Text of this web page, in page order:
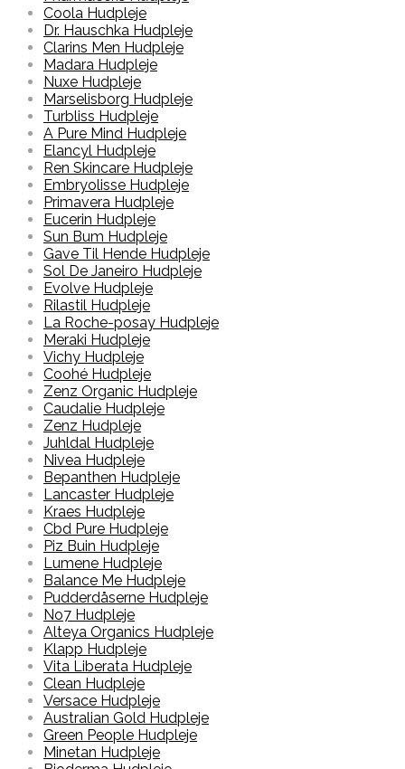
Coola Hudpleje
Dr. Hauschka Hudpleje
Clarins Men Hudpleje
Madara Hudpleje
Nuxe Hudpleje
Marselisborg Hudpleje
Turbliss Hudpleje
A Pure Mind Hudpleje
Elancyl Hudpleje
Ren Skincare Hudpleje
Embryolisse Hudpleje
Primavera Hudpleje
Eucerin Hudpleje
Sun Bum Hudpleje
Gave Til Hende Hudpleje
Sol De Janeiro Hudpleje
Evolve Hudpleje
Rilastil Hudpleje
La Roche-posay Hudpleje
Meraki Hudpleje
Vichy Hudpleje
Coohé Hudpleje
Zenz Organic Hudpleje
Caudalie Hudpleje
Zenz Hudpleje
Juhldal Hudpleje
Nivea Hudpleje
Bepanthen Hudpleje
Lancaster Hudpleje
Kraes Hudpleje
Cbd Pure Hudpleje
Piz Buin Hudpleje
Lumene Hudpleje
Balance Me Hudpleje
Pudderdåserne Hudpleje
No7 Hudpleje
Alteya Organics Hudpleje
Klapp Hudpleje
Vita Liberata Hudpleje
Clean Hudpleje
Versace Hudpleje
Australian Gold Hudpleje
Green People Hudpleje
Minetan Hudpleje